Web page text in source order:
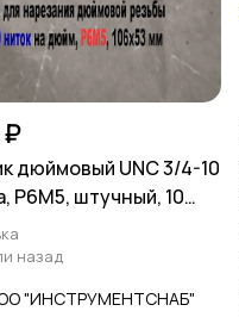
₽
дюймовый UNC 3/4-10
Р6М5, штучный, 10
53 мм.
назад
"ИНСТРУМЕНТСНАБ"